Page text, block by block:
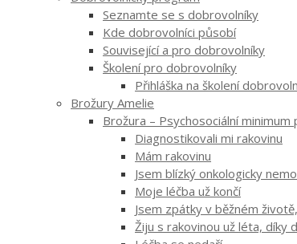
Seznamte se s dobrovolníky
Kde dobrovolníci působí
Související a pro dobrovolníky
Školení pro dobrovolníky
Přihláška na školení
Brožury Amelie
Brožura – Psychosociální
Diagnostikovali mi rakovinu
Mám rakovinu
Jsem blízký onkologicky
Moje léčba už končí
Jsem zpátky v běžném
Žiju s rakovinou už léta, díky